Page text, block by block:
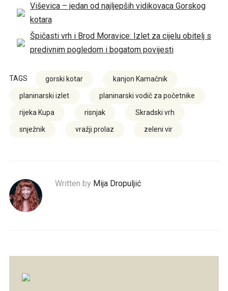
Viševica – jedan od najljepših vidikovaca Gorskog
kotara
Špičasti vrh i Brod Moravice: Izlet za cijelu obitelj s
predivnim pogledom i bogatom povijesti
TAGS gorski kotar kanjon Kamačnik
planinarski izlet planinarski vodič za početnike
rijeka Kupa risnjak Skradski vrh
snježnik vražji prolaz zeleni vir
Written by Mija Dropuljić